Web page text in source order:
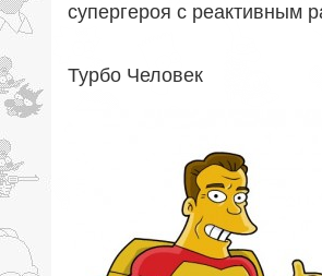
супергероя с реактивным
Турбо Человек